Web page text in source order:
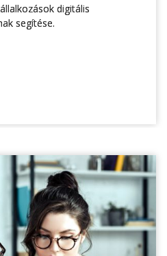
digitális
segítése.